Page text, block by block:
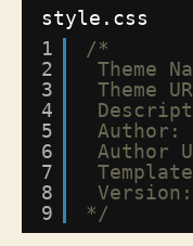
style.css
1
2
3
4
5
6
7
8
9
/*
Theme
Theme
Author:
Author
*/